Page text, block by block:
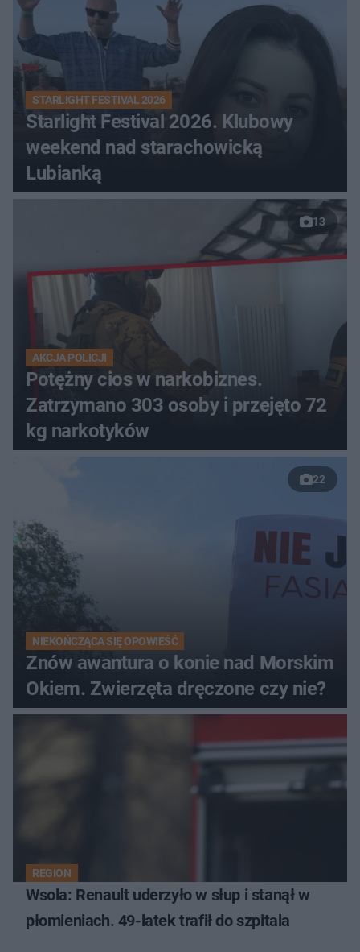
STARLIGHT FESTIVAL 2026
Starlight Festival 2026. Klubowy
weekend nad starachowicką
Lubianką
13
AKCJA POLICJI
Potężny cios w narkobiznes.
Zatrzymano 303 osoby i przejęto 72
kg narkotyków
22
NIEKOŃCZĄCA SIĘ OPOWIEŚĆ
Znów awantura o konie nad Morskim
Okiem. Zwierzęta dręczone czy nie?
REGION
Wsola: Renault uderzyło w słup i stanął w
płomieniach. 49-latek trafił do szpitala